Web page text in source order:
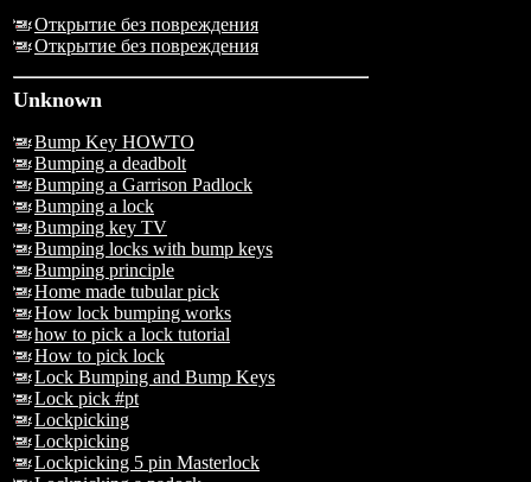
Открытие без повреждения
Открытие без повреждения
Unknown
Bump Key HOWTO
Bumping a deadbolt
Bumping a Garrison Padlock
Bumping a lock
Bumping key TV
Bumping locks with bump keys
Bumping principle
Home made tubular pick
How lock bumping works
how to pick a lock tutorial
How to pick lock
Lock Bumping and Bump Keys
Lock pick #pt
Lockpicking
Lockpicking
Lockpicking 5 pin Masterlock